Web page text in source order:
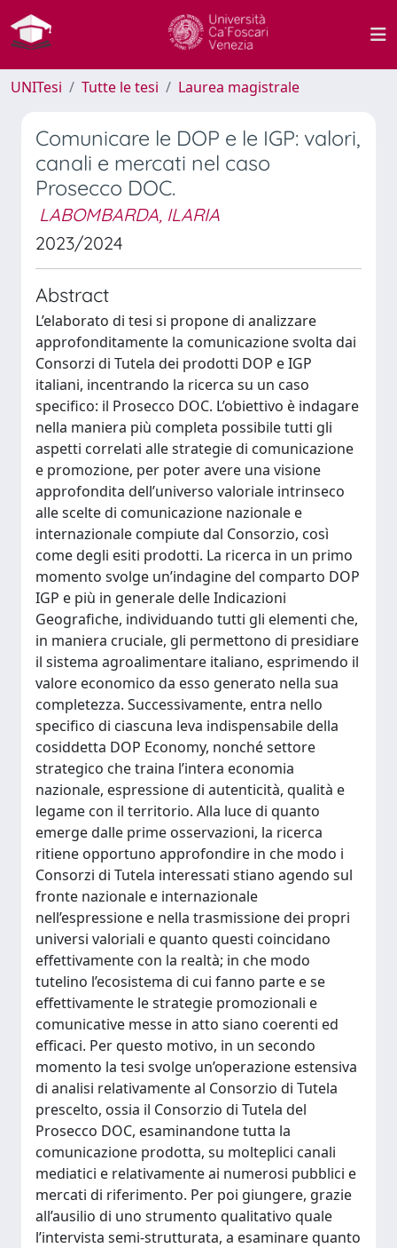
UNITesi Tutte le tesi Laurea magistrale
Comunicare le DOP e le IGP: valori,
canali e mercati nel caso
Prosecco DOC.
LABOMBARDA, ILARIA
2023/2024
Abstract
L’elaborato di tesi si propone di analizzare
approfonditamente la comunicazione svolta dai
Consorzi di Tutela dei prodotti DOP e IGP
italiani, incentrando la ricerca su un caso
specifico: il Prosecco DOC. L’obiettivo è indagare
nella maniera più completa possibile tutti gli
aspetti correlati alle strategie di comunicazione
e promozione, per poter avere una visione
approfondita dell’universo valoriale intrinseco
alle scelte di comunicazione nazionale e
internazionale compiute dal Consorzio, così
come degli esiti prodotti. La ricerca in un primo
momento svolge un’indagine del comparto DOP
IGP e più in generale delle Indicazioni
Geografiche, individuando tutti gli elementi che,
in maniera cruciale, gli permettono di presidiare
il sistema agroalimentare italiano, esprimendo il
valore economico da esso generato nella sua
completezza. Successivamente, entra nello
specifico di ciascuna leva indispensabile della
cosiddetta DOP Economy, nonché settore
strategico che traina l’intera economia
nazionale, espressione di autenticità, qualità e
legame con il territorio. Alla luce di quanto
emerge dalle prime osservazioni, la ricerca
ritiene opportuno approfondire in che modo i
Consorzi di Tutela interessati stiano agendo sul
fronte nazionale e internazionale
nell’espressione e nella trasmissione dei propri
universi valoriali e quanto questi coincidano
effettivamente con la realtà; in che modo
tutelino l’ecosistema di cui fanno parte e se
effettivamente le strategie promozionali e
comunicative messe in atto siano coerenti ed
efficaci. Per questo motivo, in un secondo
momento la tesi svolge un’operazione estensiva
di analisi relativamente al Consorzio di Tutela
prescelto, ossia il Consorzio di Tutela del
Prosecco DOC, esaminandone tutta la
comunicazione prodotta, su molteplici canali
mediatici e relativamente ai numerosi pubblici e
mercati di riferimento. Per poi giungere, grazie
all’ausilio di uno strumento qualitativo quale
l’intervista semi-strutturata, a esaminare quanto